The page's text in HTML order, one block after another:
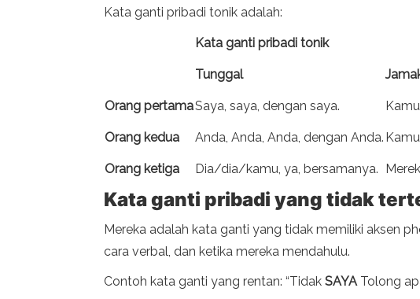
Kata ganti pribadi tonik adalah:
Kata ganti pribadi tonik
Tunggal
Orang pertamaSaya, saya, dengan saya.
Orang kedua Anda, Anda, Anda, dengan Anda.
Orang ketiga Dia/dia/kamu, ya, bersamanya.
Kata ganti pribadi yang tidak
Mereka adalah kata ganti yang tidak memiliki aksen
cara verbal, dan ketika mereka mendahulu.
Contoh kata ganti yang rentan: “Tidak SAYATolong